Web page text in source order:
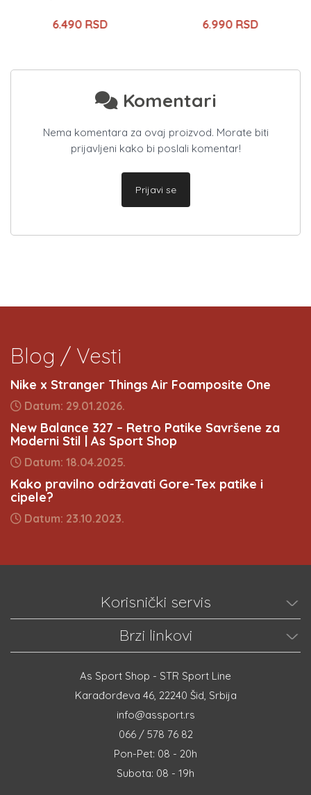
6.490 RSD 6.990 RSD
Komentari
Nema komentara za ovaj proizvod. Morate biti
prijavljeni kako bi poslali komentar!
Prijavi se
Blog / Vesti
Nike x Stranger Things Air Foamposite One
Datum: 29.01.2026.
New Balance 327 – Retro Patike Savršene za
Moderni Stil | As Sport Shop
Datum: 18.04.2025.
Kako pravilno održavati Gore-Tex patike i
cipele?
Datum: 23.10.2023.
Korisnički servis
Brzi linkovi
As Sport Shop - STR Sport Line
Karađorđeva 46, 22240 Šid, Srbija
info@assport.rs
066 / 578 76 82
Pon-Pet: 08 - 20h
Subota: 08 - 19h